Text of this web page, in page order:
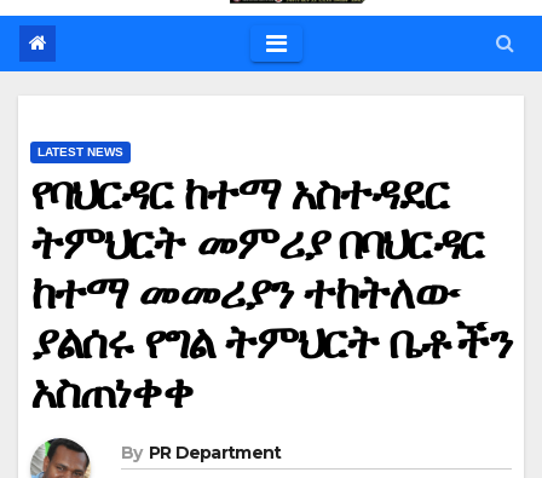
LATEST NEWS
የባህርዳር ከተማ አስተዳደር
ትምህርት መምሪያ በባህርዳር
ከተማ መመሪያን ተከትለው
ያልሰሩ የግል ትምህርት ቤቶችን
አስጠነቀቀ
By PR Department